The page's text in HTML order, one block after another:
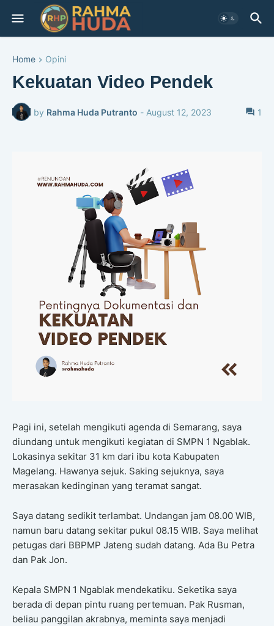
Home Opini
Kekuatan Video Pendek
by Rahma Huda Putranto - August 12, 2023 1
Pagi ini, setelah mengikuti agenda di Semarang, saya
diundang untuk mengikuti kegiatan di SMPN 1 Ngablak.
Lokasinya sekitar 31 km dari ibu kota Kabupaten
Magelang. Hawanya sejuk. Saking sejuknya, saya
merasakan kedinginan yang teramat sangat.
Saya datang sedikit terlambat. Undangan jam 08.00 WIB,
namun baru datang sekitar pukul 08.15 WIB. Saya melihat
petugas dari BBPMP Jateng sudah datang. Ada Bu Petra
dan Pak Jon.
Kepala SMPN 1 Ngablak mendekatiku. Seketika saya
berada di depan pintu ruang pertemuan. Pak Rusman,
beliau panggilan akrabnya, meminta saya menjadi